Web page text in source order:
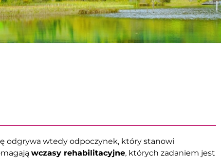
odgrywa wtedy odpoczynek, który stanowi
wczasy rehabilitacyjne, których zadaniem jest